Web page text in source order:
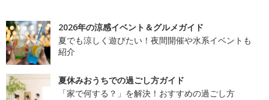
2026年の涼感イベント＆グルメガイド
夏でも涼しく遊びたい！夜間開催や水系イベントも
紹介
夏休みおうちでの過ごし方ガイド
「家で何する？」を解決！おすすめの過ごし方